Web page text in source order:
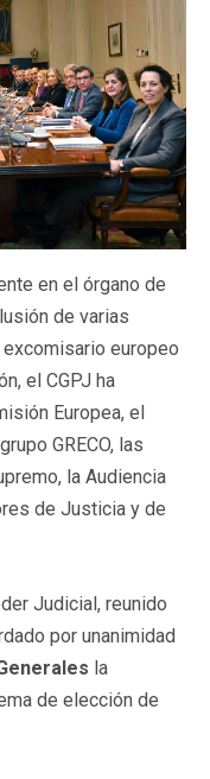
en el órgano de
de varias
europeo
el CGPJ ha
Europea, el
GRECO, las
la Audiencia
de Justicia y de
Judicial, reunido
por unanimidad
la
de elección de